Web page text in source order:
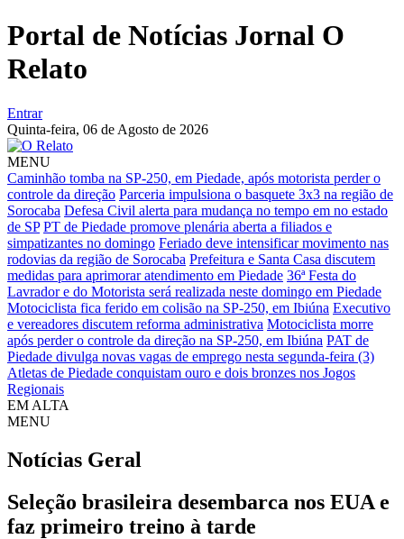
Portal de Notícias Jornal O
Relato
Entrar
Quinta-feira, 06 de Agosto de 2026
MENU
Caminhão tomba na SP-250, em Piedade, após motorista perder o
controle da direção Parceria impulsiona o basquete 3x3 na região de
Sorocaba Defesa Civil alerta para mudança no tempo em no estado
de SP PT de Piedade promove plenária aberta a filiados e
simpatizantes no domingo Feriado deve intensificar movimento nas
rodovias da região de Sorocaba Prefeitura e Santa Casa discutem
medidas para aprimorar atendimento em Piedade 36ª Festa do
Lavrador e do Motorista será realizada neste domingo em Piedade
Motociclista fica ferido em colisão na SP-250, em Ibiúna Executivo
e vereadores discutem reforma administrativa Motociclista morre
após perder o controle da direção na SP-250, em Ibiúna PAT de
Piedade divulga novas vagas de emprego nesta segunda-feira (3)
Atletas de Piedade conquistam ouro e dois bronzes nos Jogos
Regionais
EM ALTA
MENU
Notícias Geral
Seleção brasileira desembarca nos EUA e
faz primeiro treino à tarde